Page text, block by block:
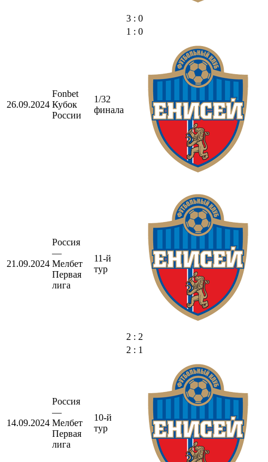
3 : 0
26.09.2024
Fonbet
Кубок
России
1/32
финала
1 : 0
21.09.2024
Россия
—
Мелбет
Первая
лига
11-й
тур
2 : 2
14.09.2024
Россия
—
Мелбет
Первая
лига
10-й
тур
2 : 1